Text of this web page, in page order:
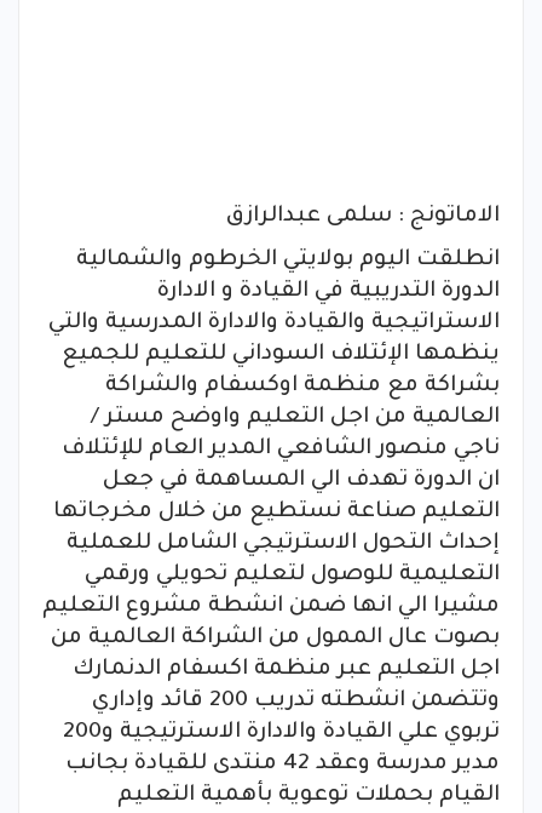
الاماتونج : سلمى عبدالرازق
انطلقت اليوم بولايتي الخرطوم والشمالية
الدورة التدريبية في القيادة و الادارة
الاستراتيجية والقيادة والادارة المدرسية والتي
ينظمها الإئتلاف السوداني للتعليم للجميع
بشراكة مع منظمة اوكسفام والشراكة
العالمية من اجل التعليم واوضح مستر /
ناجي منصور الشافعي المدير العام للإئتلاف
ان الدورة تهدف الي المساهمة في جعل
التعليم صناعة نستطيع من خلال مخرجاتها
إحداث التحول الاسترتيجي الشامل للعملية
التعليمية للوصول لتعليم تحويلي ورقمي
مشيرا الي انها ضمن انشطة مشروع التعليم
بصوت عال الممول من الشراكة العالمية من
اجل التعليم عبر منظمة اكسفام الدنمارك
وتتضمن انشطته تدريب 200 قائد وإداري
تربوي علي القيادة والادارة الاسترتيجية و200
مدير مدرسة وعقد 42 منتدى للقيادة بجانب
القيام بحملات توعوية بأهمية التعليم